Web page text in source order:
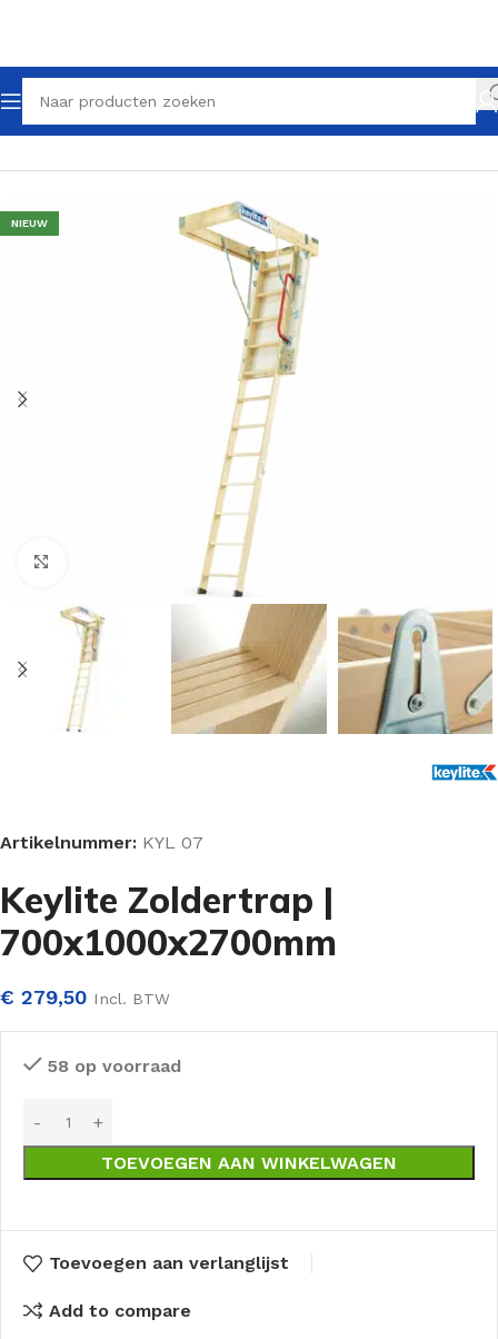
Home Zoldertrappen
NIEUW
Klik om te vergroten
Artikelnummer: KYL 07
Keylite Zoldertrap |
700x1000x2700mm
€ 279,50 Incl. BTW
58 op voorraad
TOEVOEGEN AAN WINKELWAGEN
Toevoegen aan verlanglijst
Add to compare